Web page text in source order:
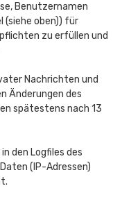
Benutzernamen
(siehe oben)) für
zu erfüllen und
Nachrichten und
Änderungen des
spätestens nach 13
den Logfiles des
(IP-Adressen)